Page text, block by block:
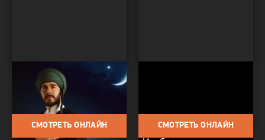
Вефа Султан
Сериалы / Сериалы 2025 /
Биография / Исторический
СМОТРЕТЬ ОНЛАЙН СМОТРЕТЬ ОНЛАЙН